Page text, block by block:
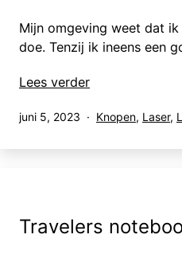
Mijn omgeving weet dat
doe. Tenzij ik ineens een
Lees verderHandbijl
Gepubliceerd
juni 5, 2023
Gecategoriseerd
Knopen, Laser,
Travelers